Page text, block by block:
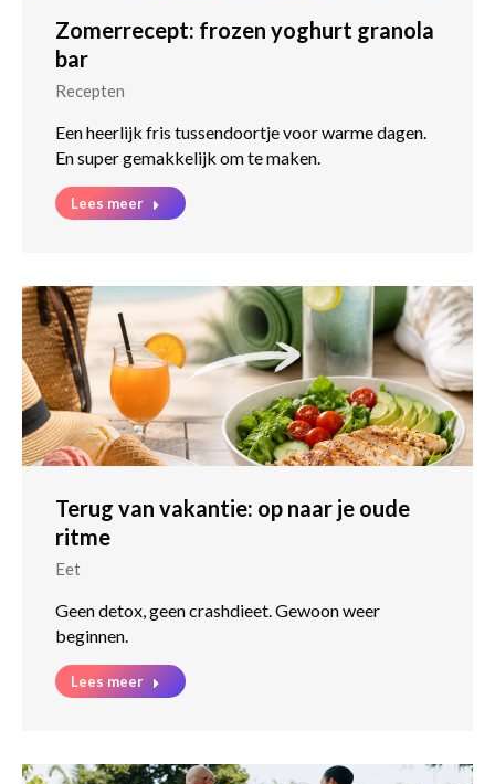
Zomerrecept: frozen yoghurt granola
bar
Recepten
Een heerlijk fris tussendoortje voor warme dagen.
En super gemakkelijk om te maken.
Lees meer
Terug van vakantie: op naar je oude
ritme
Eet
Geen detox, geen crashdieet. Gewoon weer
beginnen.
Lees meer